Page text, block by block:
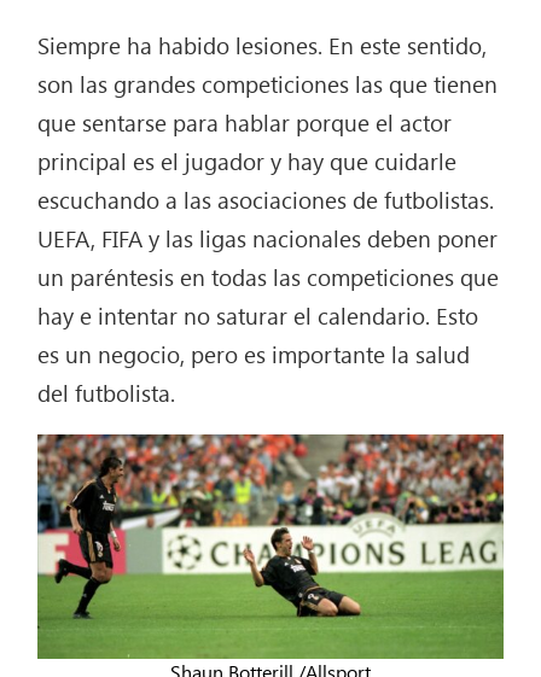
Siempre ha habido lesiones. En este sentido,
son las grandes competiciones las que tienen
que sentarse para hablar porque el actor
principal es el jugador y hay que cuidarle
escuchando a las asociaciones de futbolistas.
UEFA, FIFA y las ligas nacionales deben poner
un paréntesis en todas las competiciones que
hay e intentar no saturar el calendario. Esto
es un negocio, pero es importante la salud
del futbolista.